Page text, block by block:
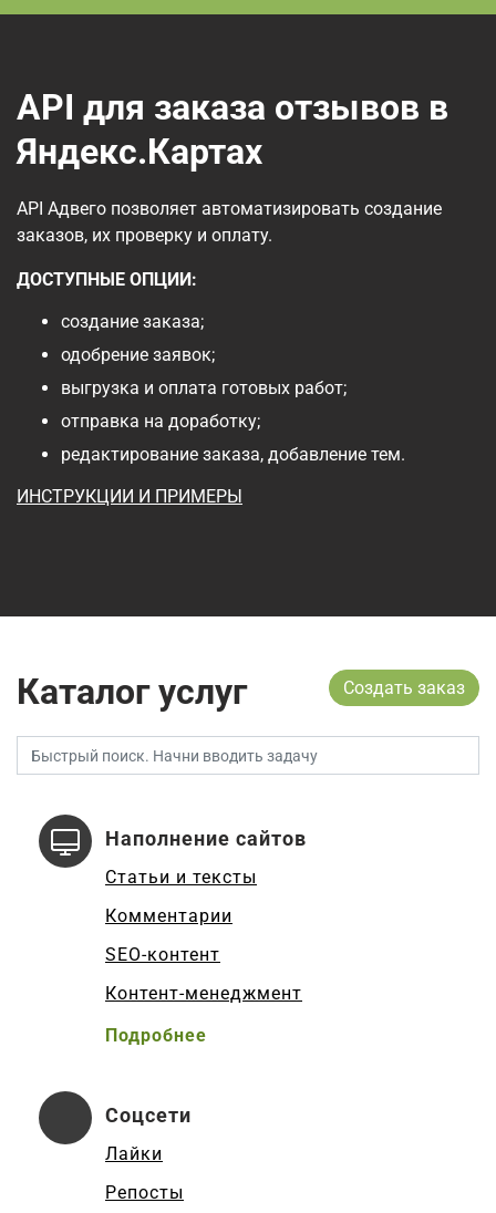
API для заказа отзывов в
Яндекс.Картах
API Адвего позволяет автоматизировать создание
заказов, их проверку и оплату.
ДОСТУПНЫЕ ОПЦИИ:
создание заказа;
одобрение заявок;
выгрузка и оплата готовых работ;
отправка на доработку;
редактирование заказа, добавление тем.
ИНСТРУКЦИИ И ПРИМЕРЫ
Создать заказ
Каталог услуг
Наполнение сайтов
Статьи и тексты
Комментарии
SEO-контент
Контент-менеджмент
Подробнее
Соцсети
Лайки
Репосты